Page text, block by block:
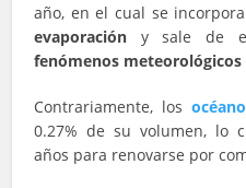
año, en el cual se
evaporación y sale de
fenómenos meteorológicos
Contrariamente, los
0.27% de su volumen, lo
años para renovarse por